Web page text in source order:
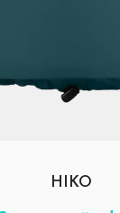
HIKO